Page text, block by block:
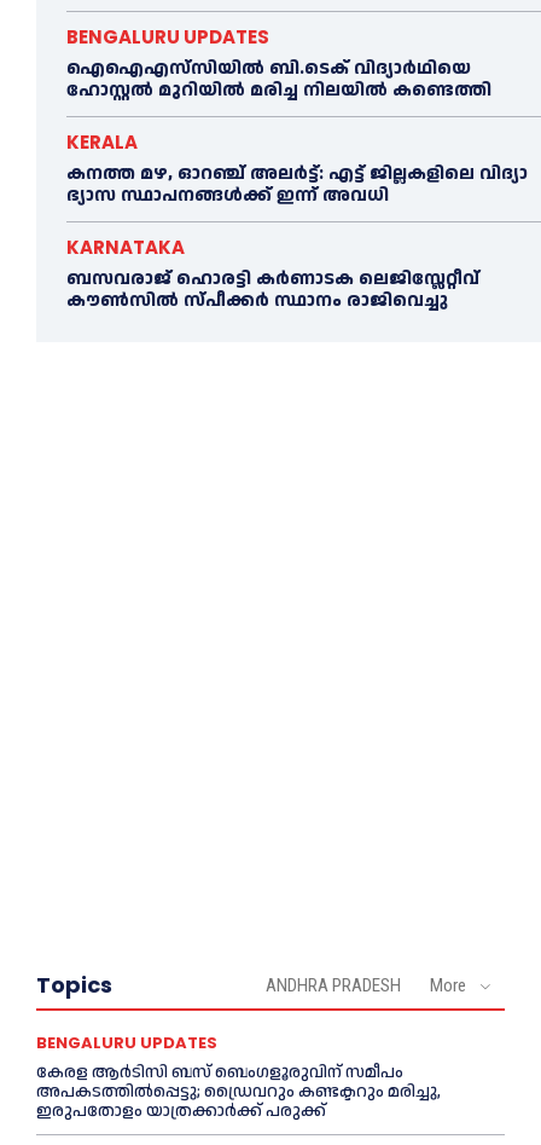
BENGALURU UPDATES
ഐഐഎസ്‌സിയിൽ ബി.ടെക് വിദ്യാർഥിയെ
ഹോസ്റ്റൽ മുറിയിൽ മരിച്ച നിലയിൽ കണ്ടെത്തി
KERALA
ക​ന​ത്ത മ​ഴ, ഓറഞ്ച് അലർട്ട്: എ​ട്ട് ജി​ല്ല​ക​ളി​ലെ വി​ദ്യാ​
ഭ്യാ​സ സ്ഥാ​പ​ന​ങ്ങ​ൾ​ക്ക് ഇ​ന്ന് അ​വ​ധി
KARNATAKA
ബസവരാജ് ഹൊരട്ടി കർണാടക ലെജിസ്ലേറ്റീവ്
കൗൺസിൽ സ്പീക്കർ സ്ഥാനം രാജിവെച്ചു
Topics ANDHRA PRADESH More
BENGALURU UPDATES
കേരള ആർടിസി ബസ് ബെംഗളൂരുവിന് സമീപം
അപകടത്തിൽപ്പെട്ടു; ഡ്രൈവറും കണ്ടക്ടറും മരിച്ചു,
ഇരുപതോളം യാത്രക്കാർക്ക് പരുക്ക്